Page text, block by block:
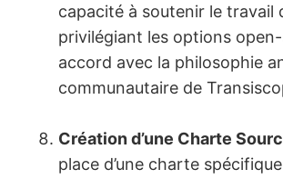
capacité à soutenir le travail
privilégiant les options
accord avec la philosophie
communautaire de
Création d’une Charte
place d’une charte